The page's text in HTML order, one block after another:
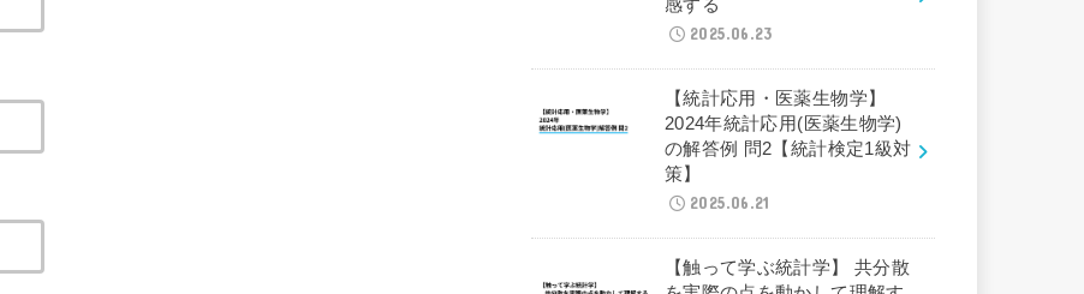
感する
2025.06.23
【統計応用・医薬生物学】
2024年統計応用(医薬生物学)
の解答例 問2【統計検定1級対
策】
2025.06.21
【触って学ぶ統計学】 共分散